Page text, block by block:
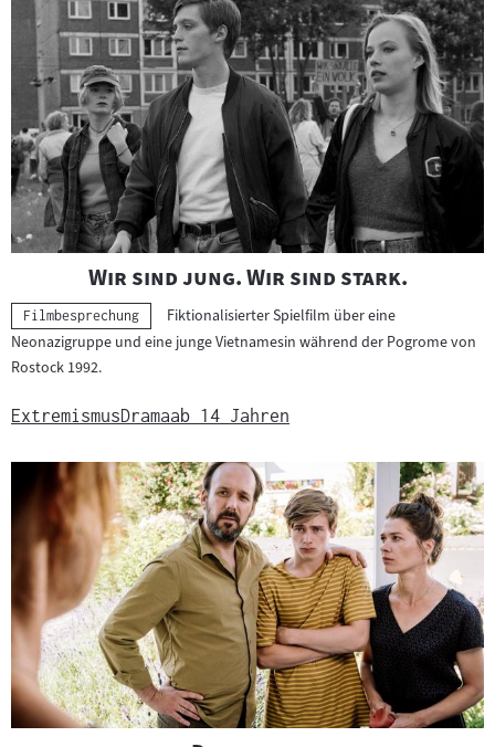
"
Wir sind jung. Wir sind stark."
Kategorie:
Filmbesprechung
Fiktionalisierter Spielfilm über eine
Neonazigruppe und eine junge Vietnamesin während der Pogrome von
Rostock 1992.
ExtremismusDramaab 14 Jahren